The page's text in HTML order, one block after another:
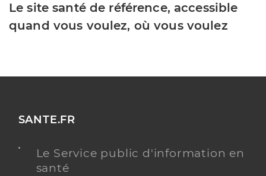
Le site santé de référence, accessible
quand vous voulez, où vous voulez
SANTE.FR
Le Service public d'information en
santé